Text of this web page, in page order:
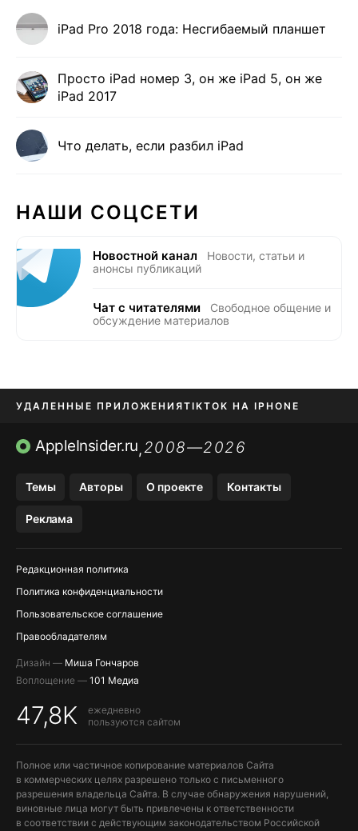
iPad Pro 2018 года: Несгибаемый планшет
Просто iPad номер 3, он же iPad 5, он же
iPad 2017
Что делать, если разбил iPad
НАШИ СОЦСЕТИ
Новостной канал
Новости, статьи и
анонсы публикаций
Чат с читателями
Свободное общение и
обсуждение материалов
УДАЛЕННЫЕ ПРИЛОЖЕНИЯTIKTOK НА IPHONE
ПРИЛОЖЕНИЯ БЕЗ APP STORE
AppleInsider.ru,2008—2026
Темы Авторы О проекте Контакты
Реклама
Редакционная политика
Политика конфиденциальности
Пользовательское соглашение
Правообладателям
Дизайн — Миша Гончаров
Воплощение — 101 Медиа
47,8K
ежедневно
пользуются сайтом
Полное или частичное копирование материалов Сайта
в коммерческих целях разрешено только с письменного
разрешения владельца Сайта. В случае обнаружения нарушений,
виновные лица могут быть привлечены к ответственности
в соответствии с действующим законодательством Российской